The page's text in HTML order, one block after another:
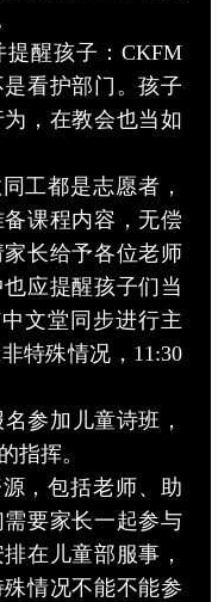
醒孩子：CKFM
看护部门。孩子
，在教会也当如
工都是志愿者，
课程内容，无偿
长给予各位老师
应提醒孩子们当
文堂同步进行主
特殊情况，11:30
参加儿童诗班，
指挥。
，包括老师、助
要家长一起参与
在儿童部服事，
情况不能不能参